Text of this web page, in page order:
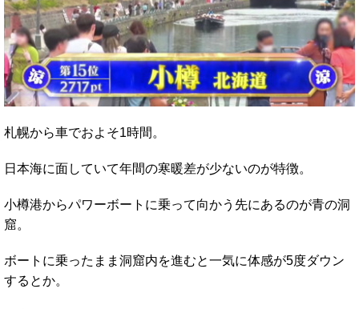
札幌から車でおよそ1時間。
日本海に面していて年間の寒暖差が少ないのが特徴。
小樽港からパワーボートに乗って向かう先にあるのが青の洞
窟。
ボートに乗ったまま洞窟内を進むと一気に体感が5度ダウン
するとか。